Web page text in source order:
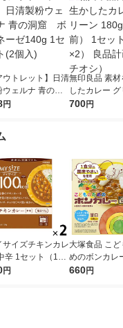
ウトレット】日清
ウェルナ 青の洞
ロネーゼ140g
円
無印良品 素材
したカレー
180g（1人前
700円
サイズチキンカレ
辛 1セット（1個
）×2） 100k
円
大塚食品 こ
めのボンカレ
ト（3食） レ
660円